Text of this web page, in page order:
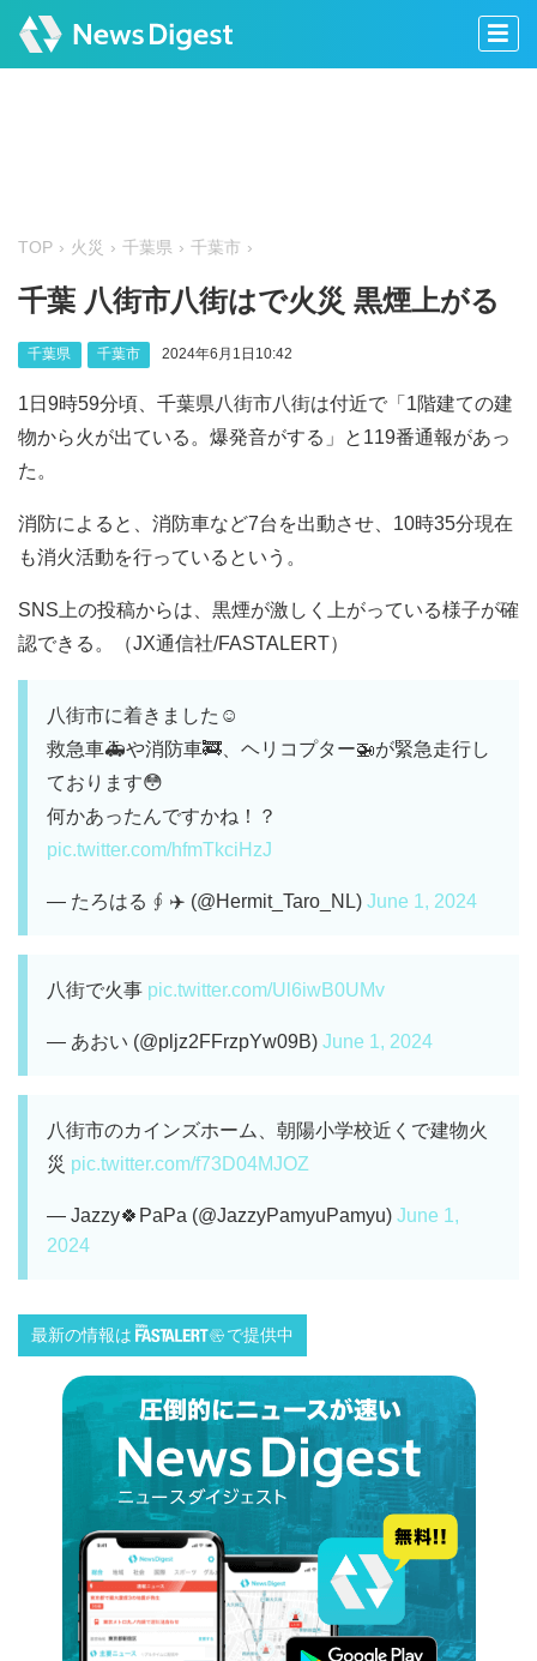
TOP 火災 千葉県 千葉市
千葉 八街市八街はで火災 黒煙上がる
千葉県 千葉市 2024年6月1日10:42
1日9時59分頃、千葉県八街市八街は付近で「1階建ての建
物から火が出ている。爆発音がする」と119番通報があっ
た。
消防によると、消防車など7台を出動させ、10時35分現在
も消火活動を行っているという。
SNS上の投稿からは、黒煙が激しく上がっている様子が確
認できる。（JX通信社/FASTALERT）
八街市に着きました☺️
救急車🚑や消防車🚒、ヘリコプター🚁が緊急走行し
ております😳
何かあったんですかね！？
pic.twitter.com/hfmTkciHzJ
— たろはる ∮ ✈️ (@Hermit_Taro_NL) June 1, 2024
八街で火事 pic.twitter.com/Ul6iwB0UMv
— あおい (@pljz2FFrzpYw09B) June 1, 2024
八街市のカインズホーム、朝陽小学校近くで建物火
災 pic.twitter.com/f73D04MJOZ
— Jazzy🍀PaPa (@JazzyPamyuPamyu) June 1,
2024
最新の情報は で提供中